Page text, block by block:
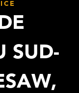
SUD-